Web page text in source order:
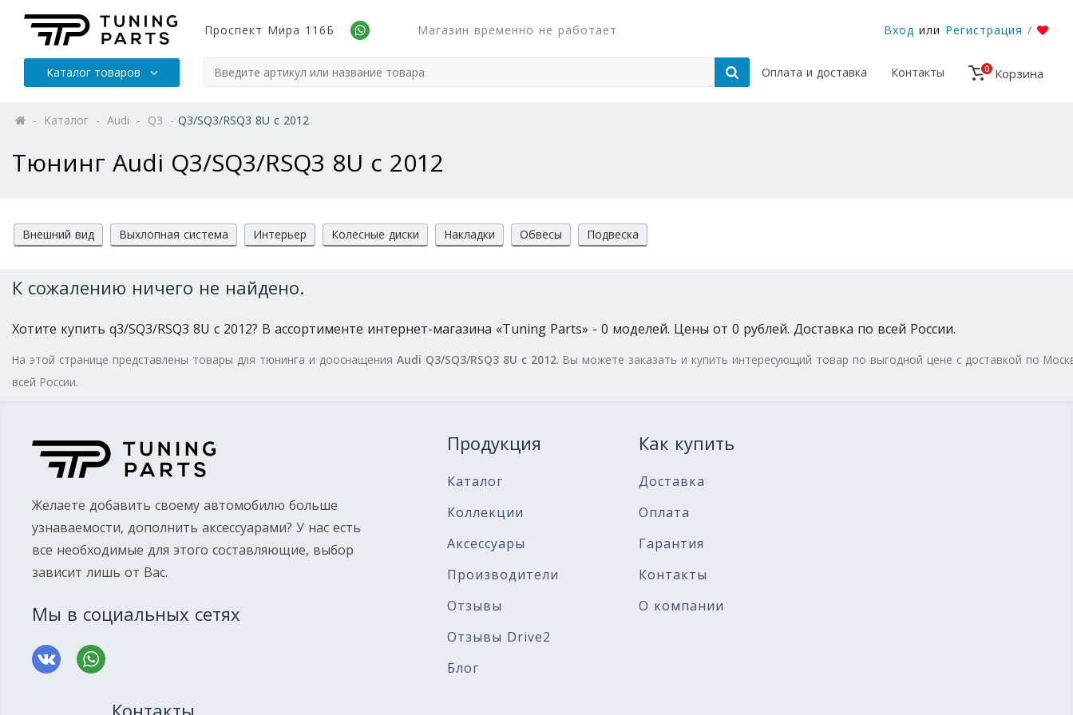
Проспект Мира 116Б Магазин временно не работает Вход или Регистрация /
Каталог товаров Оплата и доставка Контакты 0 Корзина
- Каталог - Audi - Q3 - Q3/SQ3/RSQ3 8U с 2012
Тюнинг Audi Q3/SQ3/RSQ3 8U с 2012
Внешний вид Выхлопная система Интерьер Колесные диски Накладки Обвесы Подвеска
К сожалению ничего не найдено.
Хотите купить q3/SQ3/RSQ3 8U с 2012? В ассортименте интернет-магазина «Tuning Parts» - 0 моделей. Цены от 0 рублей. Доставка по всей России.
На этой странице представлены товары для тюнинга и дооснащения Audi Q3/SQ3/RSQ3 8U с 2012. Вы можете заказать и купить интересующий товар по выгодной цене с доставкой по
всей России.
Желаете добавить своему автомобилю больше
узнаваемости, дополнить аксессуарами? У нас есть
все необходимые для этого составляющие, выбор
зависит лишь от Вас.
Мы в социальных сетях
Продукция
Каталог
Коллекции
Аксессуары
Производители
Отзывы
Отзывы Drive2
Блог
Как купить
Доставка
Оплата
Гарантия
Контакты
О компании